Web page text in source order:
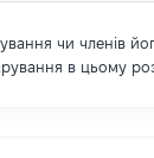
чи членів
в цьому